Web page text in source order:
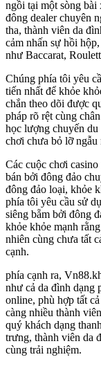
ngồi tại một sòng
đông dealer chuyên
tha, thành viên da
cảm nhấn sự hồi
như Baccarat,
Chúng phía tôi yêu
tiến nhất để khỏe
chắn theo dõi được
pháp rõ rệt cùng
học lượng chuyến
chơi chưa bỏ lỡ ngẫu
Các cuộc chơi
bán bởi đông đảo
đông đảo loại, khỏe
phía tôi yêu cầu sử
siêng bẵm bởi đông
khỏe khỏe mạnh
nhiên cùng chưa tất
cạnh.
phía cạnh ra,
như cả da đình dạng
online, phù hợp tất
càng nhiều thành
quý khách dạng
trưng, thành viên da
cùng trải nghiệm.